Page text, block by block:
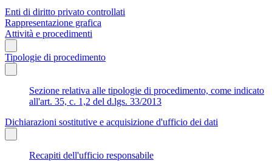
Enti di diritto privato controllati
Rappresentazione grafica
Attività e procedimenti
Tipologie di procedimento
Sezione relativa alle tipologie di procedimento, come indicato
all'art. 35, c. 1,2 del d.lgs. 33/2013
Dichiarazioni sostitutive e acquisizione d'ufficio dei dati
Recapiti dell'ufficio responsabile